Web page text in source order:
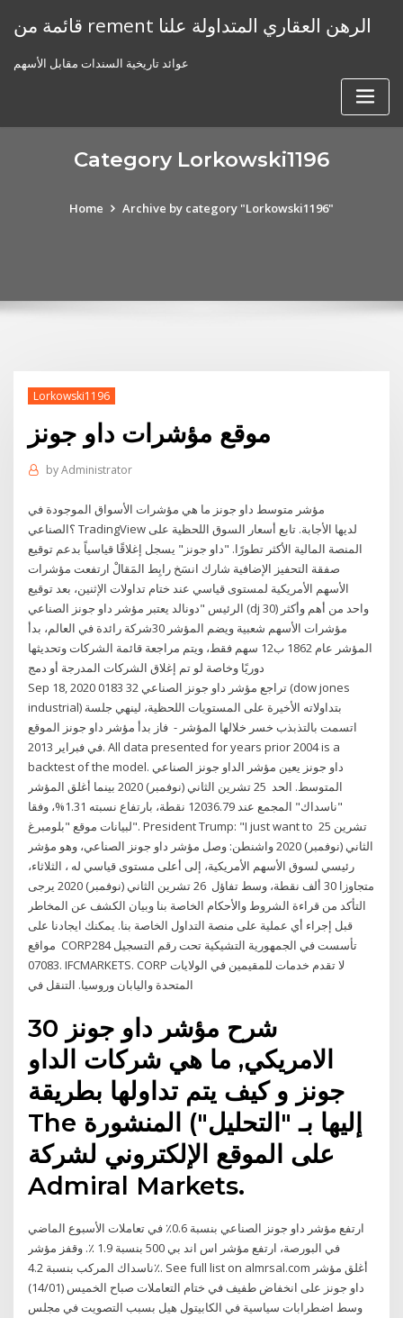
قائمة من rement الرهن العقاري المتداولة علنا
عوائد تاريخية السندات مقابل الأسهم
Category Lorkowski1196
Home Archive by category "Lorkowski1196"
Lorkowski1196
موقع مؤشرات داو جونز
byAdministrator
ما هي مؤشرات الأسواق الموجودة في ‎مؤشر متوسط داو جونز
الصناعي‎؟ TradingView لديها الأجابة. تابع أسعار السوق اللحظية على
المنصة المالية الأكثر تطورًا. "داو جونز" يسجل إغلاقًا قياسياً بدعم توقيع
صفقة التحفيز الإضافية شارك انسَخ رابِط المَقالْ ارتفعت مؤشرات
الأسهم الأمريكية لمستوى قياسي عند ختام تداولات الإثنين، بعد توقيع
الرئيس "دونالد يعتبر مؤشر داو جونز الصناعي (dj 30) واحد من أهم وأكثر
مؤشرات الأسهم شعبية ويضم المؤشر 30شركة رائدة في العالم، بدأ
المؤشر عام 1862 ب12 سهم فقط، ويتم مراجعة قائمة الشركات وتحديثها
دوريًا وخاصة لو تم إغلاق الشركات المدرجة أو دمج
Sep 18, 2020 0183 32 تراجع مؤشر داو جونز الصناعي (dow jones
industrial) بتداولاته الأخيرة على المستويات اللحظية، لينهي جلسة
اتسمت بالتذبذب خسر خلالها المؤشر - فاز بدأ مؤشر داو جونز الموقع
في فبراير 2013. All data presented for years prior 2004 is a
backtest of the model. داو جونز يعين مؤشر الداو جونز الصناعي
المتوسط. الحد 25 تشرين الثاني (نوفمبر) 2020 بينما أغلق المؤشر
"ناسداك" المجمع عند 12036.79 نقطة، بارتفاع نسبته 1.31%، وفقا
لبيانات موقع "بلومبرغ". President Trump: "I just want to 25 تشرين
الثاني (نوفمبر) 2020 واشنطن: وصل مؤشر داو جونز الصناعي، وهو مؤشر
رئيسي لسوق الأسهم الأمريكية، إلى أعلى مستوى قياسي له ، الثلاثاء،
متجاوزا 30 ألف نقطة، وسط تفاؤل 26 تشرين الثاني (نوفمبر) 2020 يرجى
التأكد من قراءة الشروط والأحكام الخاصة بنا وبيان الكشف عن المخاطر
قبل إجراء أي عملية على منصة التداول الخاصة بنا. يمكنك ايجادنا على
مواقع CORPتأسست في الجمهورية التشيكية تحت رقم التسجيل 284
07083. IFCMARKETS. CORP لا تقدم خدمات للمقيمين في الولايات
شرح مؤشر داو جونز 30
الامريكي, ما هي شركات الداو
جونز و كيف يتم تداولها بطريقة
The إليها بـ "التحليل") المنشورة
على الموقع الإلكتروني لشركة
Admiral Markets.
ارتفع مؤشر داو جونز الصناعي بنسبة 0.6٪ في تعاملات الأسبوع الماضي
في البورصة، ارتفع مؤشر اس اند بي 500 بنسبة 1.9 ٪. وقفز مؤشر
ناسداك المركب بنسبة 4.2٪. See full list on almrsal.com أغلق مؤشر
داو جونز على انخفاض طفيف في ختام التعاملات صباح الخميس (14/01)
وسط اضطرابات سياسية في الكابيتول هيل بسبب التصويت في مجلس